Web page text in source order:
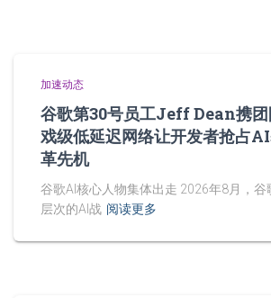
加速动态
谷歌第30号员工Jeff Dean携团
戏级低延迟网络让开发者抢占
革先机
谷歌AI核心人物集体出走 2026年8月，谷
层次的AI战 阅读更多